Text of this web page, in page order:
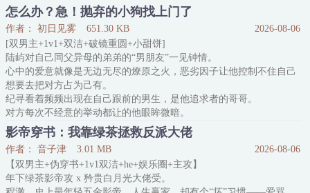
听完钟庭安的来意后，对方提出一个无理的要求——“可以，前提是
你先跪下给我当狗。”
钟庭安二话不说，说跪就跪。
跪下之后，还很认真地叫了两声——“汪汪”。
当年的事，他的确对厉之珩问心有愧。
-
四年前，钟庭安误以为好兄弟的恋情被人插足，于是假意和“情敌”做
朋友，试图感化对方。
那人是个小他三岁
怎么办？急！抛弃的小狗找上门了
作者： 初日见雾 651.30 KB
2026-08-06
[双男主+1v1+双洁+破镜重圆+小甜饼]
陆屿对自己同父异母的弟弟的“男朋友”一见钟情。
心中的爱意就像是无边无尽的燎原之火，恶劣因子让他控制不住自己
想要去把对方占为己有。
纪寻看着频频出现在自己跟前的男生，是他追求者的哥哥。
对方每次不经意的举动都让的他眼眸微暗。
纪寻不知道陆屿究竟是喜欢他，还是报复同父异母的弟弟。
就在他想要告白之际，那人却消失了。
*
五年后，两人再次相遇。
陆屿淡定地说，“大家成年人，这种事情都是你情我愿，希望日后永
影帝穿书：我靠绿茶拯救反派大佬
作者： 音子津 3.01 MB
2026-08-06
【双男主+伪穿书+1v1双洁+he+娱乐圈+主攻】
年下绿茶影帝攻 x 矜贵白月光大佬受。